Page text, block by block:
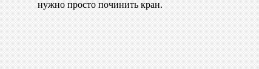
нужно просто починить кран.